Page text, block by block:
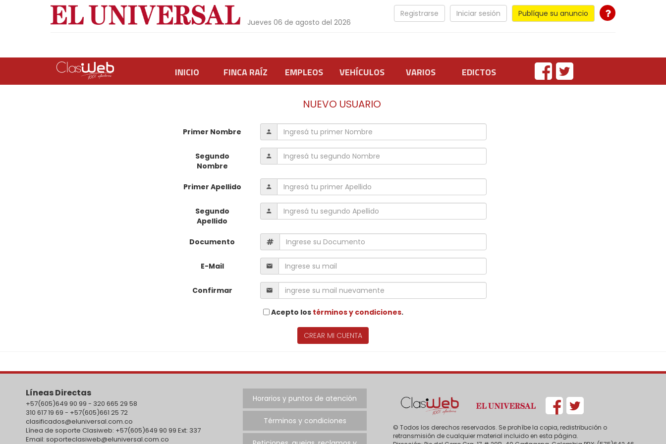
Jueves 06 de agosto del 2026
Publíque su anuncio
Iniciar sesión
Registrarse
INICIO FINCA RAÍZ EMPLEOS VEHÍCULOS VARIOS EDICTOS
NUEVO USUARIO
Primer Nombre
Segundo
Nombre
Primer Apellido
Segundo
Apellido
Documento
E-Mail
Confirmar
Acepto los términos y condiciones.
CREAR MI CUENTA
Líneas Directas
+57(605)649 90 99 - 320 665 29 58
310 617 19 69 - +57(605)661 25 72
clasificados@eluniversal.com.co
Línea de soporte Clasiweb: +57(605)649 90 99 Ext: 337
Email: soporteclasiweb@eluniversal.com.co
Horarios y puntos de atención
Términos y condiciones
© Todos los derechos reservados. Se prohíbe la copia, redistribución o
retransmisión de cualquier material incluido en esta página.